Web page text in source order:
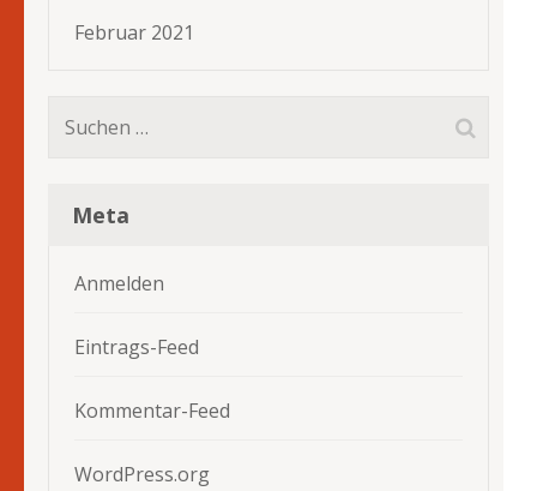
Februar 2021
Suchen
Meta
Anmelden
Eintrags-Feed
Kommentar-Feed
WordPress.org